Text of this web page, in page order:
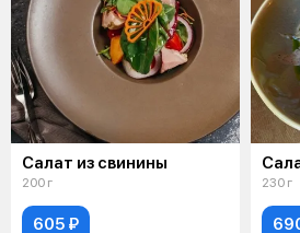
Салат из свинины
200 г
605 ₽
230 г